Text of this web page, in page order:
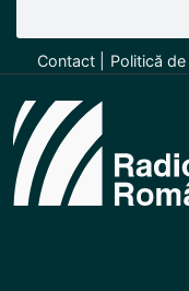
Contact Politică